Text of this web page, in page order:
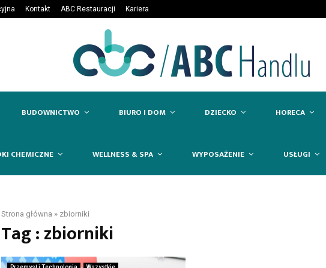
Kontakt ABC Restauracji Kariera
BUDOWNICTWO BIURO I DOM DZIECKO HORECA
CHEMICZNE WELLNESS & SPA WYPOSAŻENIE USŁUGI
Strona główna » zbiorniki
Tag : zbiorniki